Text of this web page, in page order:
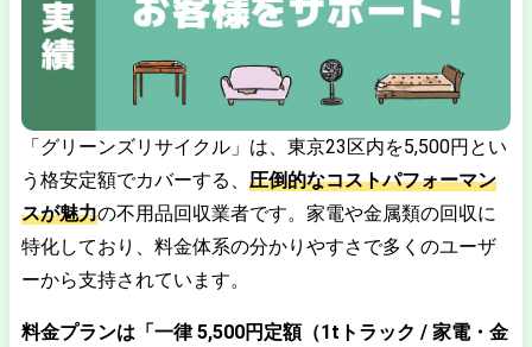
「グリーンズリサイクル」は、東京23区内を5,500円とい
う格安定額でカバーする、 圧倒的なコストパフォーマン
スが魅力の不用品回収業者です。家電や金属類の回収に
特化しており、料金体系の分かりやすさで多くのユーザ
ーから支持されています。
料金プランは「一律 5,500円定額（1tトラック / 家電・金